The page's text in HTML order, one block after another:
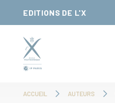
EDITIONS DE L'X
ACCUEIL AUTEURS